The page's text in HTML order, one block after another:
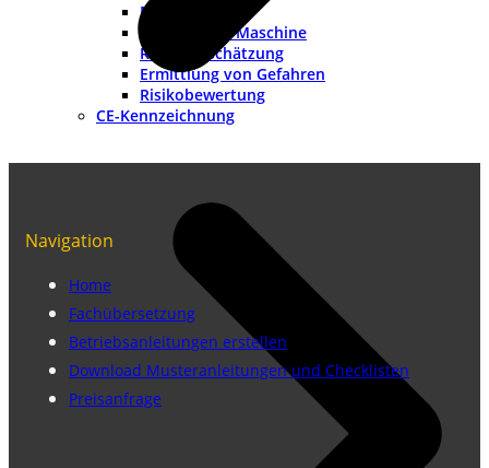
Methoden
Grenzen der Maschine
Risikoeinschätzung
Ermittlung von Gefahren
Risikobewertung
CE-Kennzeichnung
Navigation
Home
Fachübersetzung
Betriebsanleitungen erstellen
Download Musteranleitungen und Checklisten
Preisanfrage